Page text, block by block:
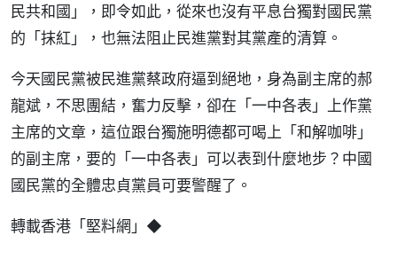
民共和國」，即令如此，從來也沒有平息台獨對國民黨
的「抹紅」，也無法阻止民進黨對其黨產的清算。
今天國民黨被民進黨蔡政府逼到絕地，身為副主席的郝
龍斌，不思團結，奮力反擊，卻在「一中各表」上作黨
主席的文章，這位跟台獨施明德都可喝上「和解咖啡」
的副主席，要的「一中各表」可以表到什麼地步？中國
國民黨的全體忠貞黨員可要警醒了。
轉載香港「堅料網」 ◆